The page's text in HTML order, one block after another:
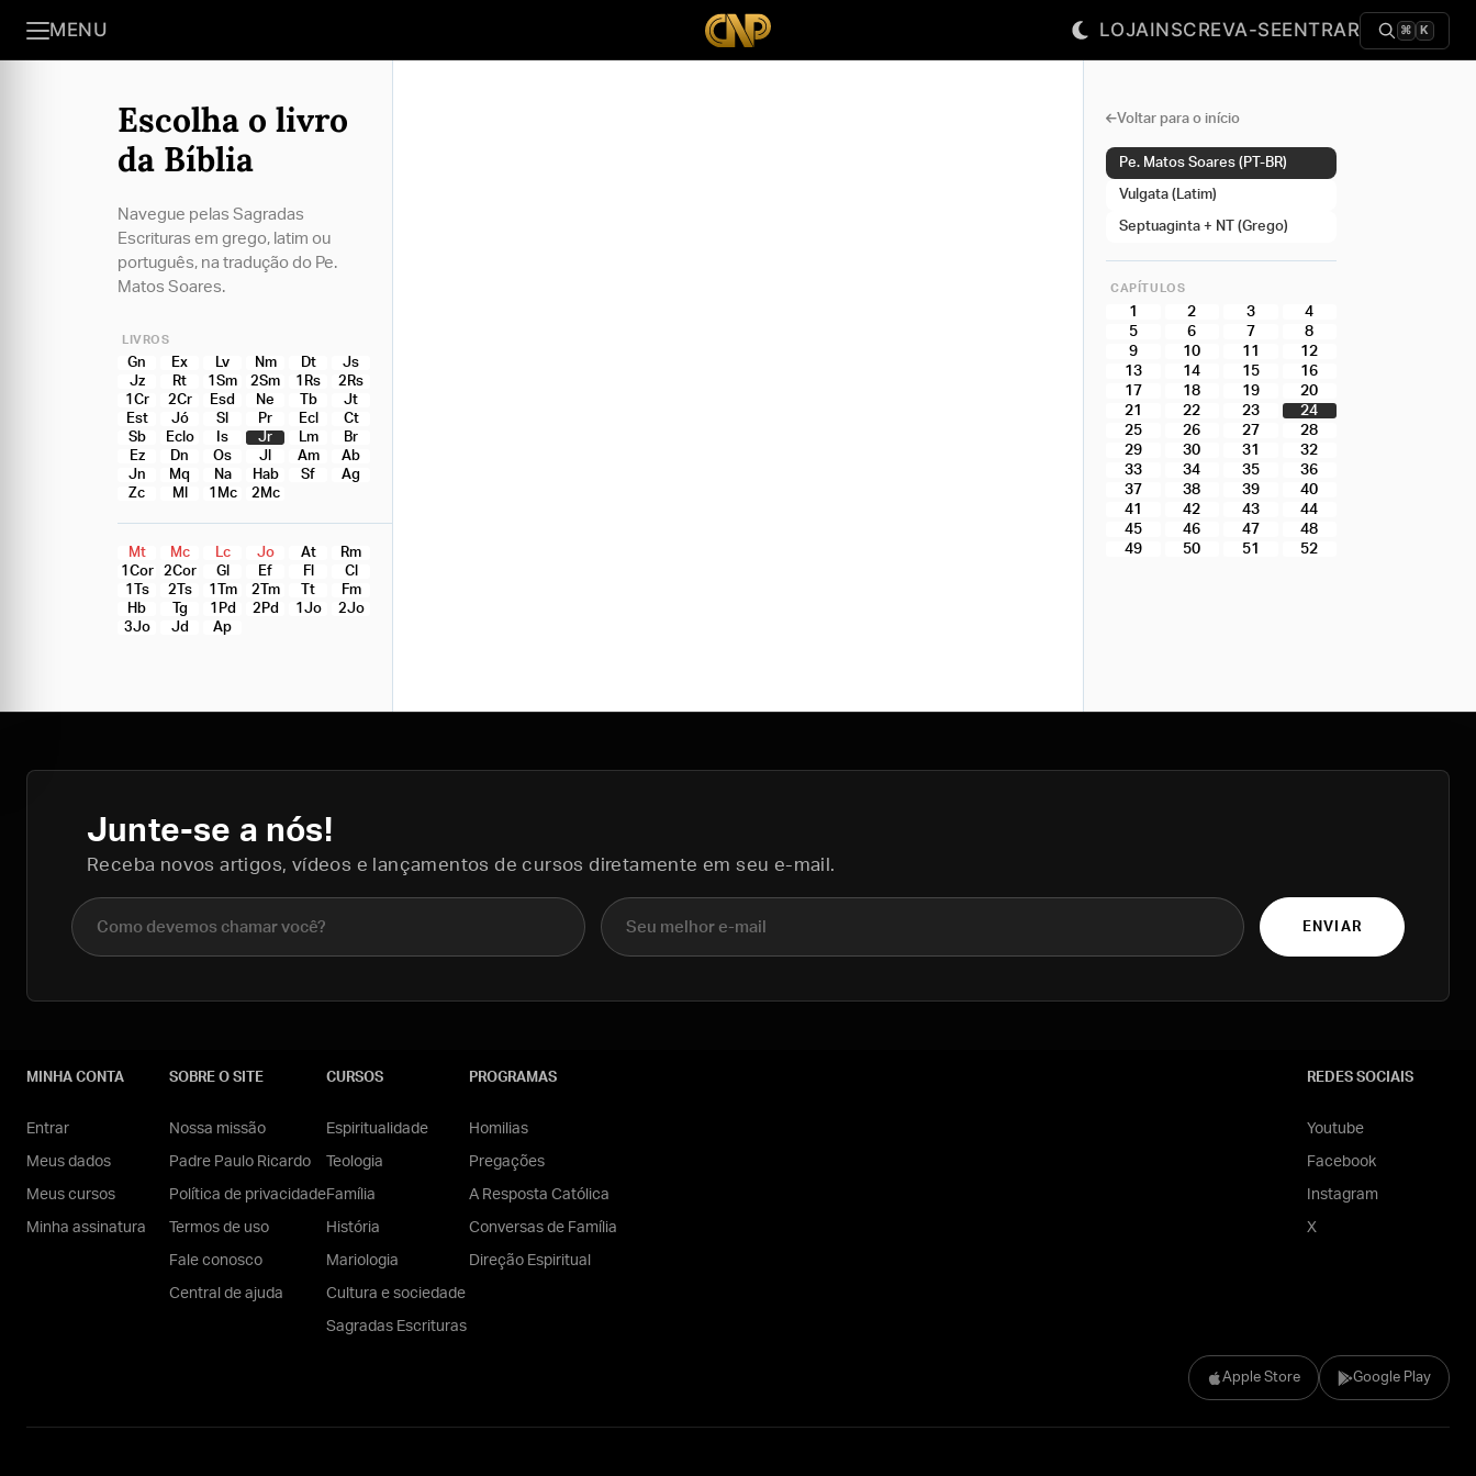
MENU LOJAINSCREVA-SEENTRAR ⌘ K
Escolha o livro
da Bíblia
Navegue pelas Sagradas
Escrituras em grego, latim ou
português, na tradução do Pe.
Matos Soares.
LIVROS
Gn Ex Lv Nm Dt
Js
Jz
Rt 1Sm 2Sm 1Rs
2Rs
1Cr
2Cr Esd Ne Tb
Jt
Est
Jó Sl Pr Ecl
Ct
Sb
Eclo Is Jr Lm
Br
Ez
Dn Os Jl Am
Ab
Jn
Mq Na Hab Sf
Ag
Zc
Ml 1Mc 2Mc
Mt Mc Lc Jo At
Rm
1Cor
2Cor Gl Ef Fl
Cl
1Ts
2Ts 1Tm 2Tm Tt
Fm
Hb
Tg 1Pd 2Pd 1Jo
2Jo
3Jo
Jd Ap
Voltar para o início
Pe. Matos Soares (PT-BR)
Vulgata (Latim)
Septuaginta + NT (Grego)
CAPÍTULOS
1 2 3
4
5
6 7
8
9
10 11
12
13
14 15
16
17
18 19
20
21
22 23
24
25
26 27
28
29
30 31
32
33
34 35
36
37
38 39
40
41
42 43
44
45
46 47
48
49
50 51 52
Junte-se a nós!
Receba novos artigos, vídeos e lançamentos de cursos diretamente em seu e-mail.
Nome completo E-mail
ENVIAR
Apple Store Google Play
MINHA CONTA
Entrar
Meus dados
Meus cursos
Minha assinatura
SOBRE O SITE
Nossa missão
Padre Paulo Ricardo
Política de privacidade
Termos de uso
Fale conosco
Central de ajuda
CURSOS
Espiritualidade
Teologia
Família
História
Mariologia
Cultura e sociedade
Sagradas Escrituras
PROGRAMAS
Homilias
Pregações
A Resposta Católica
Conversas de Família
Direção Espiritual
REDES SOCIAIS
Youtube
Facebook
Instagram
X